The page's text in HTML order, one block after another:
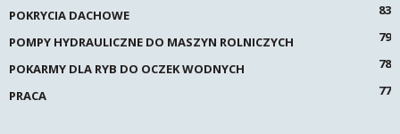
POKRYCIA DACHOWE
83
POMPY HYDRAULICZNE DO MASZYN ROLNICZYCH
79
POKARMY DLA RYB DO OCZEK WODNYCH
78
PRACA
77